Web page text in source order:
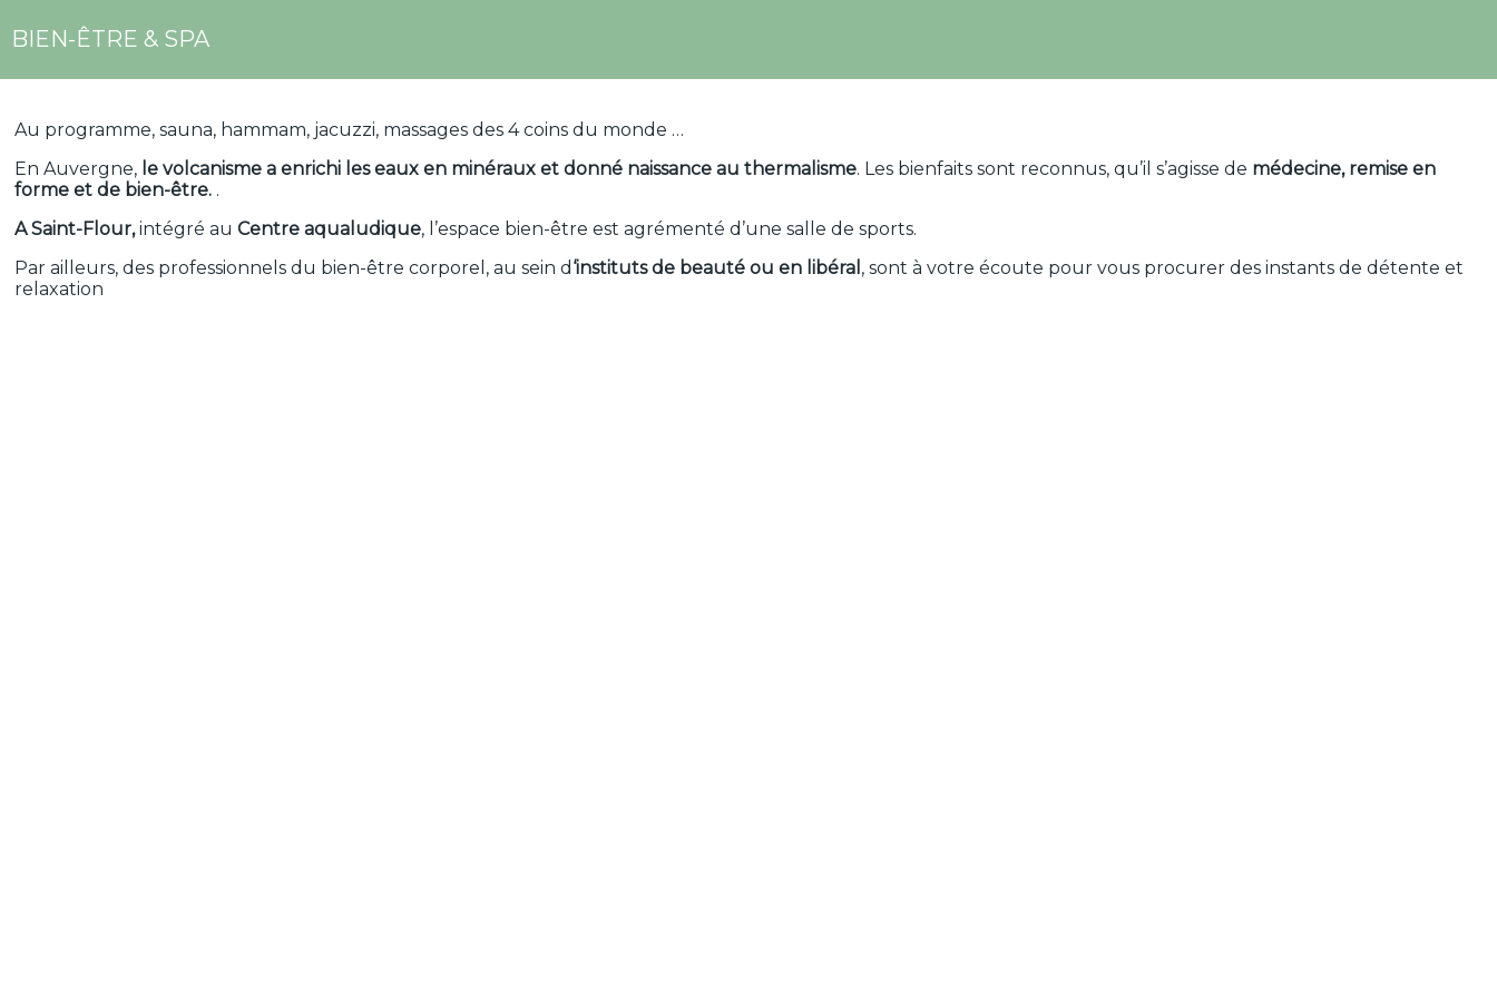
BIEN-ÊTRE & SPA
Au programme, sauna, hammam, jacuzzi, massages des 4 coins du monde …
En Auvergne, le volcanisme a enrichi les eaux en minéraux et donné naissance au thermalisme. Les bienfaits sont reconnus, qu’il s’agisse de médecine, remise en
forme et de bien-être. .
A Saint-Flour,intégré auCentre aqualudique, l’espace bien-être est agrémenté d’une salle de sports.
Par ailleurs, des professionnels du bien-être corporel, au sein d ‘instituts de beauté ou en libéral , sont à votre écoute pour vous procurer des instants de détente et
relaxation